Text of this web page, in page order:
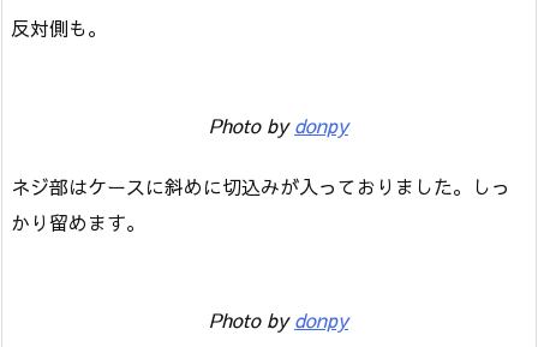
反対側も。
Photo bydonpy
ネジ部はケースに斜めに切込みが入っておりました。しっ
かり留めます。
Photo bydonpy